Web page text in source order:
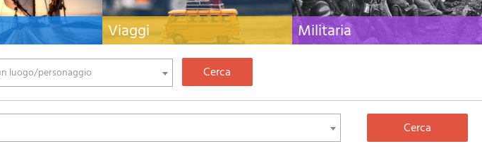
Prodotto(i) Attualmente
Nel
Registrati
nautica, libri e
vela e motore
Viaggi
Guide turistiche per viaggi e letteratura di
viaggio per l'Italia, l'Europa e tutto il Mondo
Militaria
Raccolta delle migliori pubblicazioni (libri e dvd)
luogo/personaggio